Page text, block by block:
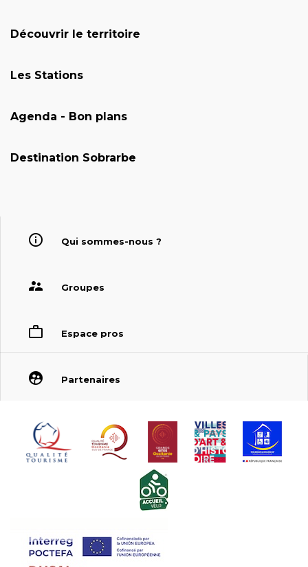
Découvrir le territoire
Les Stations
Agenda - Bon plans
Destination Sobrarbe
Qui sommes-nous ?
Groupes
Espace pros
Partenaires